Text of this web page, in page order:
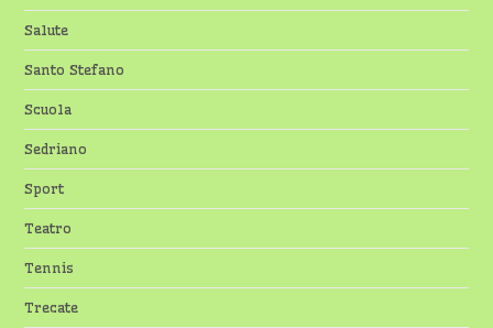
Salute
Santo Stefano
Scuola
Sedriano
Sport
Teatro
Tennis
Trecate